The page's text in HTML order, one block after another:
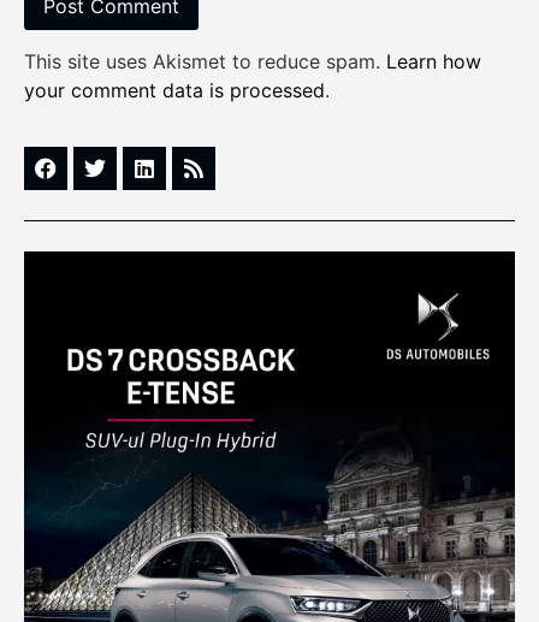
This site uses Akismet to reduce spam. Learn how
your comment data is processed.